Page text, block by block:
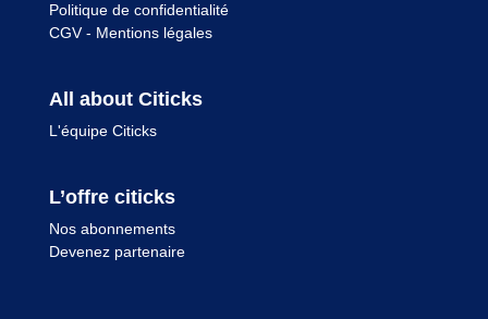
Politique de confidentialité
CGV- Mentions légales
All about Citicks
L'équipe Citicks
L’offre citicks
Nos abonnements
Devenez partenaire